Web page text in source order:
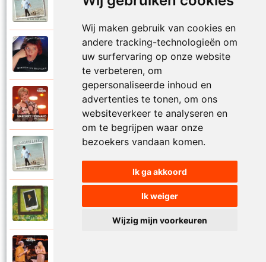
Wij maken gebruik van cookies en
andere tracking-technologieën om
uw surfervaring op onze website
te verbeteren, om
gepersonaliseerde inhoud en
advertenties te tonen, om ons
websiteverkeer te analyseren en
om te begrijpen waar onze
bezoekers vandaan komen.
Ik ga akkoord
Ik weiger
Wijzig mijn voorkeuren
Margriet Hermans
Shuttle naar de hemel
Margriet Hermans
Spiegelbeeld
Margriet Hermans
Terug naar de kust
Tussen Aa en Nete